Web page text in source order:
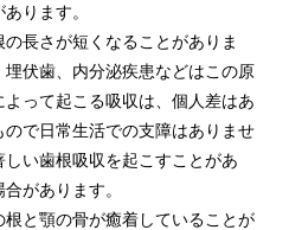
ります。
長さが短くなることがありま
伏歯、内分泌疾患などはこの原
って起こる吸収は、個人差はあ
ので日常生活での支障はありませ
い歯根吸収を起こすことがあ
があります。
と顎の骨が癒着していることが